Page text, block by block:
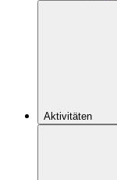
Aktivitäten